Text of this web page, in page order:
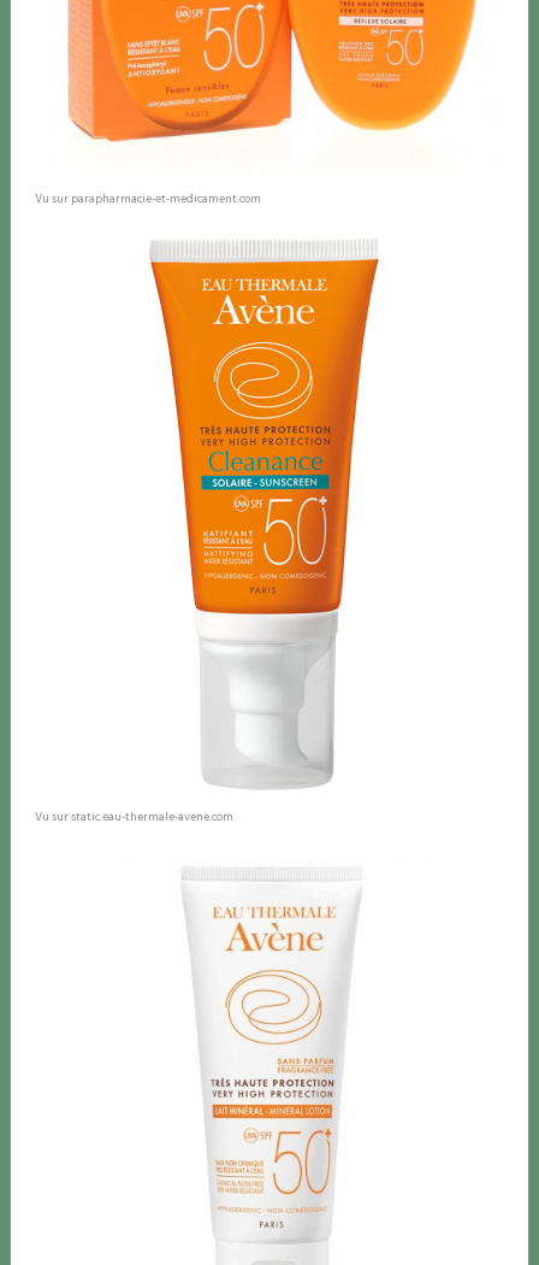
Vu sur parapharmacie-et-medicament.com
Vu sur static.eau-thermale-avene.com